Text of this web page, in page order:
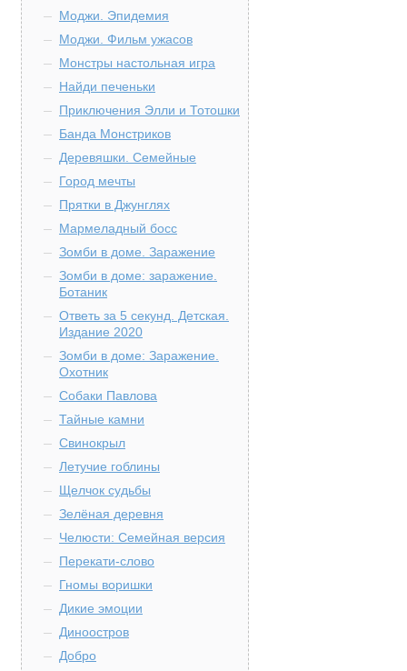
Моджи. Эпидемия
Моджи. Фильм ужасов
Монстры настольная игра
Найди печеньки
Приключения Элли и Тотошки
Банда Монстриков
Деревяшки. Семейные
Город мечты
Прятки в Джунглях
Мармеладный босс
Зомби в доме. Заражение
Зомби в доме: заражение.
Ботаник
Ответь за 5 секунд. Детская.
Издание 2020
Зомби в доме: Заражение.
Охотник
Собаки Павлова
Тайные камни
Свинокрыл
Летучие гоблины
Щелчок судьбы
Зелёная деревня
Челюсти: Семейная версия
Перекати-слово
Гномы воришки
Дикие эмоции
Диноостров
Добро